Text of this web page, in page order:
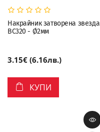
Накрайник затворена звезда
BC320 - Ø2мм
3.15€ (6.16лв.)
КУПИ